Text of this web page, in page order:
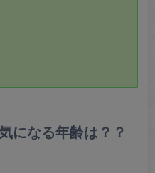
になる年齢は？？